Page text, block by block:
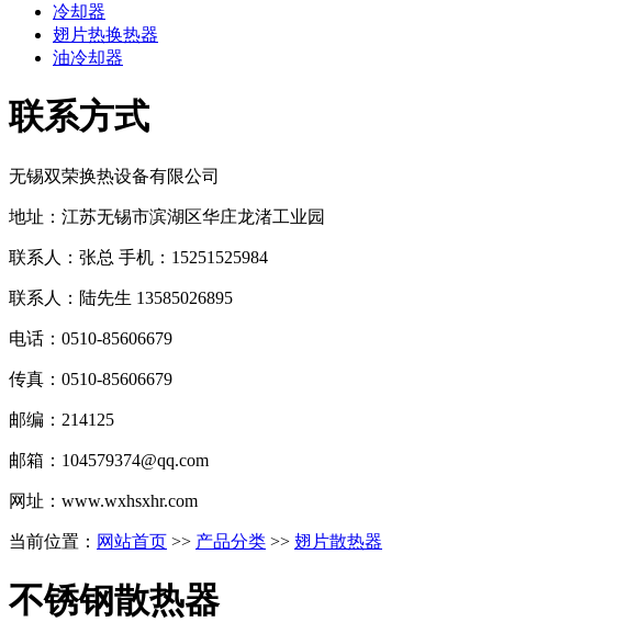
冷却器
翅片热换热器
油冷却器
联系方式
无锡双荣换热设备有限公司
地址：江苏无锡市滨湖区华庄龙渚工业园
联系人：张总 手机： 15251525984
联系人： 陆先生 13585026895
电话：0510-85606679
传真：0510-85606679
邮编：214125
邮箱： 104579374@qq.com
网址：www.wxhsxhr.com
当前位置： 网站首页 >> 产品分类 >> 翅片散热器
不锈钢散热器